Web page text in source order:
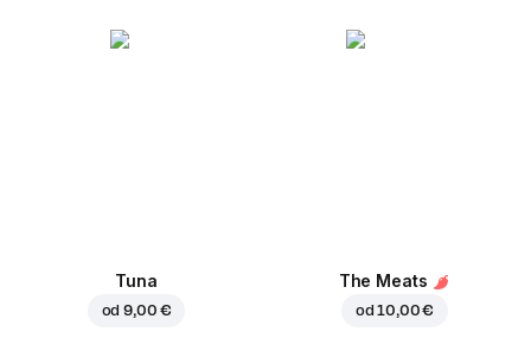
Tuna
od9,00 €
The Meats
od10,00 €